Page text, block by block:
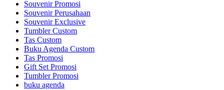
Souvenir Promosi
Souvenir Perusahaan
Souvenir Exclusive
Tumbler Custom
Tas Custom
Buku Agenda Custom
Tas Promosi
Gift Set Promosi
Tumbler Promosi
buku agenda